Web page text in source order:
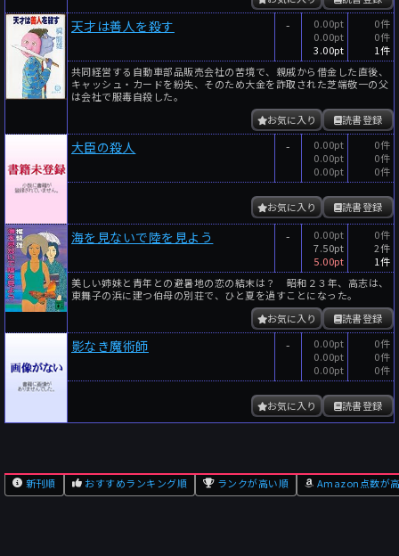
天才は善人を殺す -
0.00pt
0.00pt
3.00pt
0件
0件
1件
共同経営する自動車部品販売会社の苦境で、親戚から借金した直後、
キャッシュ・カードを紛失、そのため大金を詐取された芝端敬一の父
は会社で服毒自殺した。
読書登録
お気に入り
大臣の殺人 -
0.00pt
0.00pt
0.00pt
0件
0件
0件
読書登録
お気に入り
海を見ないで陸を見よう -
0.00pt
7.50pt
5.00pt
0件
2件
1件
美しい姉妹と青年との避暑地の恋の結末は？ ――昭和２３年、高志は、
東舞子の浜に建つ伯母の別荘で、ひと夏を過すことになった。
読書登録
お気に入り
影なき魔術師 -
0.00pt
0.00pt
0.00pt
0件
0件
0件
読書登録
お気に入り
新刊順 おすすめランキング順 ランクが高い順 Amazon点数が